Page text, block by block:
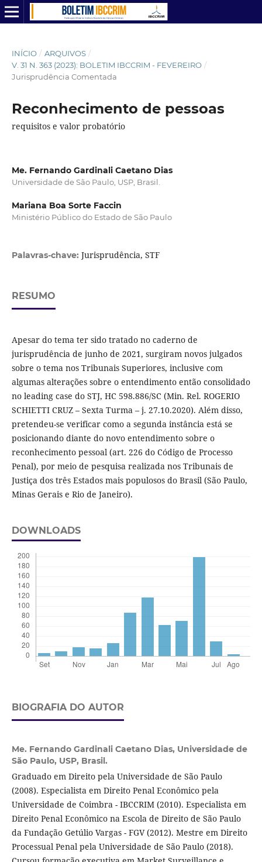
INÍCIO / ARQUIVOS /
V. 31 N. 363 (2023): BOLETIM IBCCRIM - FEVEREIRO /
Jurisprudência Comentada
Reconhecimento de pessoas
requisitos e valor probatório
Me. Fernando Gardinali Caetano Dias
Universidade de São Paulo, USP, Brasil.
Mariana Boa Sorte Faccin
Ministério Público do Estado de São Paulo
Palavras-chave: Jurisprudência, STF
RESUMO
Apesar do tema ter sido tratado no caderno de
jurisprudência de junho de 2021, surgiram novos julgados
sobre o tema nos Tribunais Superiores, inclusive com
algumas alterações sobre o entendimento então consolidado
no leading case do STJ, HC 598.886/SC (Min. Rel. ROGERIO
SCHIETTI CRUZ – Sexta Turma – j. 27.10.2020). Além disso,
pretendeu-se verificar como a segunda instância está se
posicionando diante do novo entendimento sobre o
reconhecimento pessoal (art. 226 do Código de Processo
Penal), por meio de pesquisa realizada nos Tribunais de
Justiça dos três Estados mais populosos do Brasil (São Paulo,
Minas Gerais e Rio de Janeiro).
DOWNLOADS
BIOGRAFIA DO AUTOR
Me. Fernando Gardinali Caetano Dias, Universidade de
São Paulo, USP, Brasil.
Graduado em Direito pela Universidade de São Paulo
(2008). Especialista em Direito Penal Econômico pela
Universidade de Coimbra - IBCCRIM (2010). Especialista em
Direito Penal Econômico na Escola de Direito de São Paulo
da Fundação Getúlio Vargas - FGV (2012). Mestre em Direito
Processual Penal pela Universidade de São Paulo (2018).